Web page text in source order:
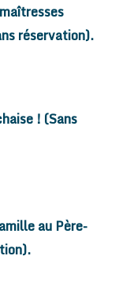
réservation).
! (Sans
au Père-